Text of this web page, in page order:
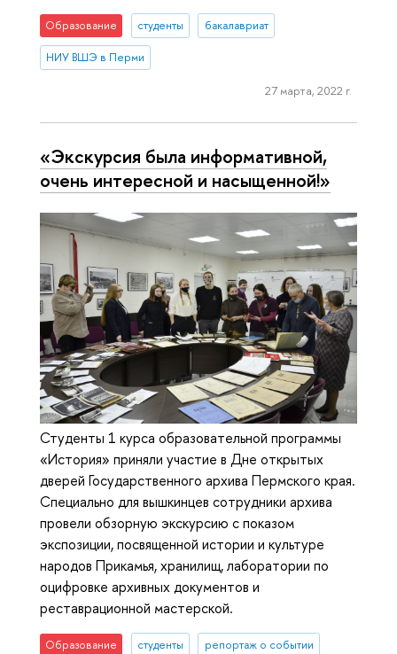
Образование студенты бакалавриат
НИУ ВШЭ в Перми
27 марта, 2022 г.
«Экскурсия была информативной,
очень интересной и насыщенной!»
Студенты 1 курса образовательной программы
«История» приняли участие в Дне открытых
дверей Государственного архива Пермского края.
Специально для вышкинцев сотрудники архива
провели обзорную экскурсию с показом
экспозиции, посвященной истории и культуре
народов Прикамья, хранилищ, лаборатории по
оцифровке архивных документов и
реставрационной мастерской.
Образование студенты репортаж о событии